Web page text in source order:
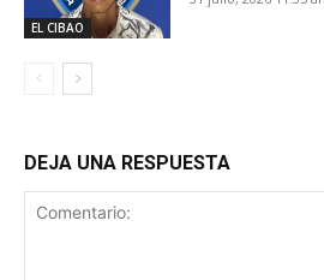
EL CIBAO
DEJA UNA RESPUESTA